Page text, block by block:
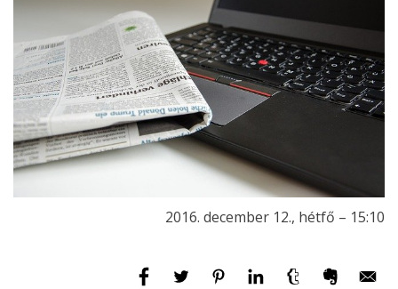
2016. december 12., hétfő – 15:10